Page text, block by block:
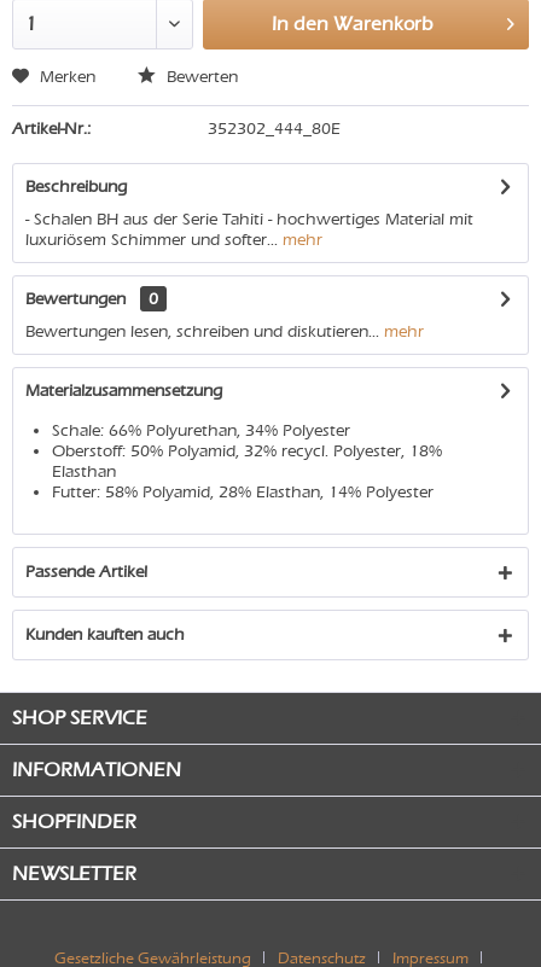
In den Warenkorb
Merken Bewerten
Artikel-Nr.: 352302_444_80E
Beschreibung
- Schalen BH aus der Serie Tahiti - hochwertiges Material mit
luxuriösem Schimmer und softer... mehr
Bewertungen
0
Bewertungen lesen, schreiben und diskutieren... mehr
Materialzusammensetzung
Schale: 66% Polyurethan, 34% Polyester
Oberstoff: 50% Polyamid, 32% recycl. Polyester, 18%
Elasthan
Futter: 58% Polyamid, 28% Elasthan, 14% Polyester
Passende Artikel
Kunden kauften auch
SHOP SERVICE
INFORMATIONEN
SHOPFINDER
NEWSLETTER
Gesetzliche Gewährleistung Datenschutz Impressum